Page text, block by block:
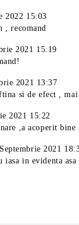
2022 15:03
, recomand
2021 15:19
2021 13:37
si de efect ,
2021 15:22
,a acoperit bine
2021
iasa in evidenta